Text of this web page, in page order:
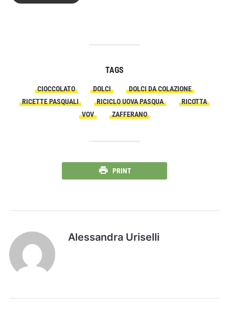
TAGS
CIOCCOLATO DOLCI
DOLCI DA COLAZIONE
RICETTE PASQUALI
RICICLO UOVA PASQUA
RICOTTA
VOV
ZAFFERANO
PRINT
Alessandra Uriselli